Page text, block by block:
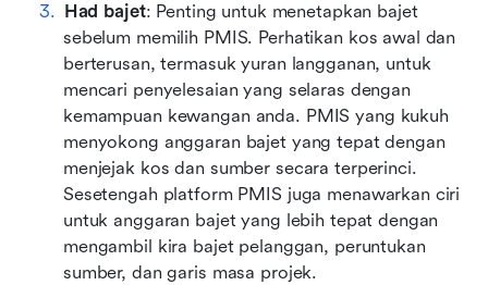
Had bajet: Penting untuk menetapkan bajet
sebelum memilih PMIS. Perhatikan kos awal dan
berterusan, termasuk yuran langganan, untuk
mencari penyelesaian yang selaras dengan
kemampuan kewangan anda. PMIS yang kukuh
menyokong anggaran bajet yang tepat dengan
menjejak kos dan sumber secara terperinci.
Sesetengah platform PMIS juga menawarkan ciri
untuk anggaran bajet yang lebih tepat dengan
mengambil kira bajet pelanggan, peruntukan
sumber, dan garis masa projek.